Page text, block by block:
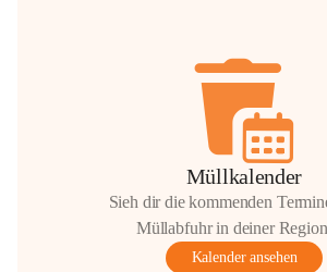
Müllkalender
Sieh dir die kommenden
Müllabfuhr in deiner
Kalender ansehen